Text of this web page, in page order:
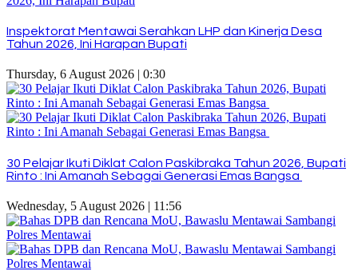
Inspektorat Mentawai Serahkan LHP dan Kinerja Desa
Tahun 2026, Ini Harapan Bupati
Thursday, 6 August 2026 | 0:30
30 Pelajar Ikuti Diklat Calon Paskibraka Tahun 2026, Bupati
Rinto : Ini Amanah Sebagai Generasi Emas Bangsa
Wednesday, 5 August 2026 | 11:56